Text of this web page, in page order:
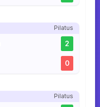
Pilatus
2
0
Pilatus